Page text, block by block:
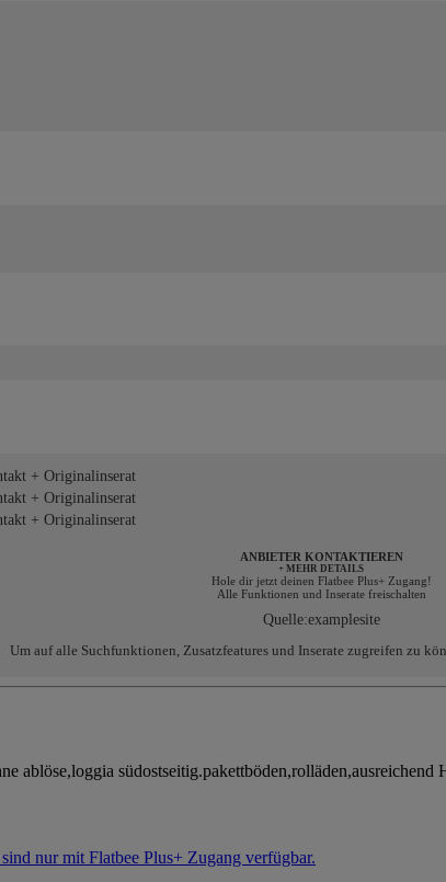
+ Originalinserat
+ Originalinserat
+ Originalinserat
ANBIETER KONTAKTIEREN
+ MEHR DETAILS
Hole dir jetzt deinen Flatbee Plus+ Zugang!
Alle Funktionen und Inserate freischalten
Quelle:examplesite
Um auf alle Suchfunktionen, Zusatzfeatures und Inserate zugreifen zu
ablöse,loggia
nur mit Flatbee Plus+ Zugang verfügbar.